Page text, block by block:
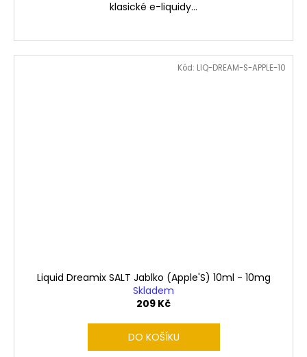
klasické e-liquidy...
Liquid Dreamix SALT Jablko (Apple'S) 10ml - 10mg
Skladem
209 Kč
DO KOŠÍKU
Kód: LIQ-DREAM-S-APPLE-10